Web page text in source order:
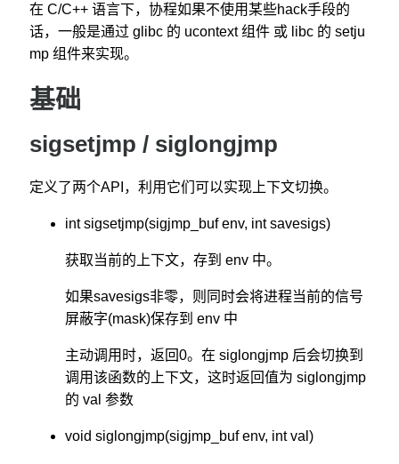
在 C/C++ 语言下，协程如果不使用某些hack手段的
话，一般是通过 glibc 的 ucontext 组件 或 libc 的 setju
mp 组件来实现。
基础
sigsetjmp / siglongjmp
定义了两个API，利用它们可以实现上下文切换。
int sigsetjmp(sigjmp_buf env, int savesigs)
获取当前的上下文，存到 env 中。
如果savesigs非零，则同时会将进程当前的信号
屏蔽字(mask)保存到 env 中
主动调用时，返回0。在 siglongjmp 后会切换到
调用该函数的上下文，这时返回值为 siglongjmp
的 val 参数
void siglongjmp(sigjmp_buf env, int val)